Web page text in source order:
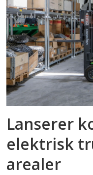
Lanserer
elektrisk
arealer